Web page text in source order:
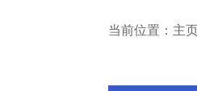
当前位置： 主页